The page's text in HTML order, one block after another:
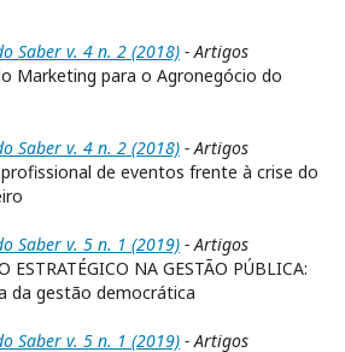
Saber v. 4 n. 2 (2018) - Artigos
Marketing para o Agronegócio do
Saber v. 4 n. 2 (2018) - Artigos
de eventos frente à crise do
Saber v. 5 n. 1 (2019) - Artigos
ESTRATÉGICO NA GESTÃO PÚBLICA:
da gestão democrática
Saber v. 5 n. 1 (2019) - Artigos